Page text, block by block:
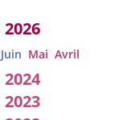
2026
Juin Mai Avril
2024
2023